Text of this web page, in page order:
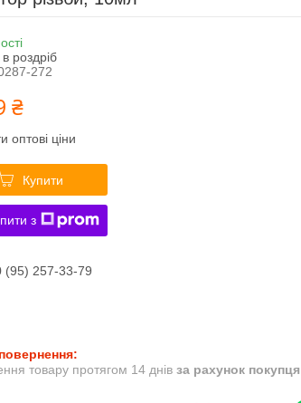
роздріб
272
₴
оптові ціни
Купити
з
(95) 257-33-79
товару протягом 14 днів за рахунок покупця